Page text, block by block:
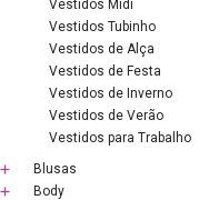
Vestidos Midi
Vestidos Tubinho
Vestidos de Alça
Vestidos de Festa
Vestidos de Inverno
Vestidos de Verão
Vestidos para Trabalho
Blusas
Body